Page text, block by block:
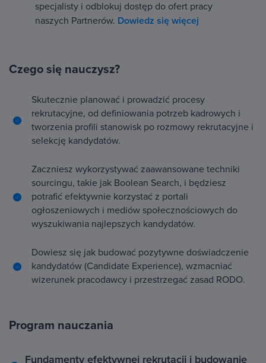
specjalisty i odblokuj dostęp do ofert pracy
naszych Partnerów. Dowiedz się więcej
Czego się nauczysz?
Skutecznie planować i prowadzić procesy
rekrutacyjne, od definiowania potrzeb kadrowych i
tworzenia profili stanowisk po rozmowy rekrutacyjne i
selekcję kandydatów.
Zaczniesz wykorzystywać zaawansowane techniki
sourcingu, takie jak Boolean Search, i będziesz
potrafić efektywnie korzystać z portali
ogłoszeniowych i mediów społecznościowych do
wyszukiwania najlepszych kandydatów.
Dowiesz się jak budować pozytywne doświadczenie
kandydatów (Candidate Experience), wzmacniać
wizerunek pracodawcy i przestrzegać zasad RODO.
Program nauczania
Fundamenty efektywnej rekrutacji i budowanie